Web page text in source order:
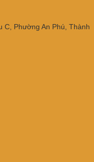
C, Phường An Phú, Thành